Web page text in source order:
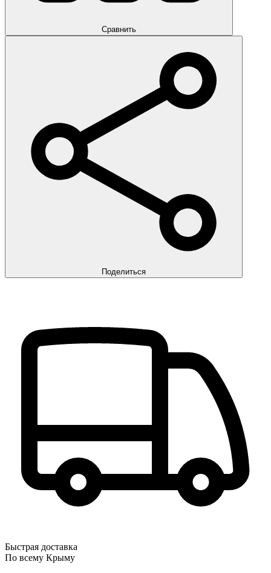
Сравнить
Поделиться
Быстрая доставка
По всему Крыму